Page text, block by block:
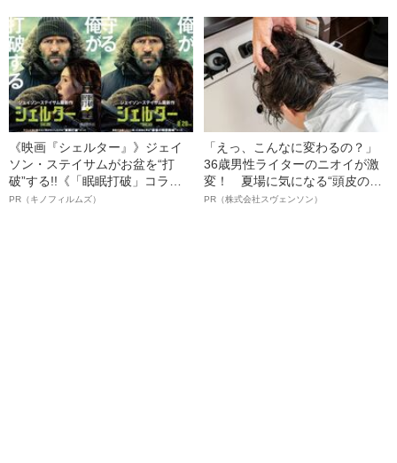
語る”《日本興収70億円突破》
《映画『シェルター』》ジェイ
ソン・ステイサムがお盆を“打
破”する!!《「眠眠打破」コラ
ボ》
PR（キノフィルムズ）
「えっ、こんなに変わるの？」
36歳男性ライターのニオイが激
変！ 夏場に気になる“頭皮のニ
オイ”や“ベタつき”を解消す
PR（株式会社スヴェンソン）